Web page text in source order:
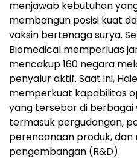
menjawab kebutuhan
membangun posisi kuat
vaksin bertenaga surya.
Biomedical memperluas
mencakup 160 negara
penyalur aktif. Saat ini,
memperkuat kapabilitas
yang tersebar di berbagai
termasuk pergudangan,
perencanaan produk, dan
pengembangan (R&D).